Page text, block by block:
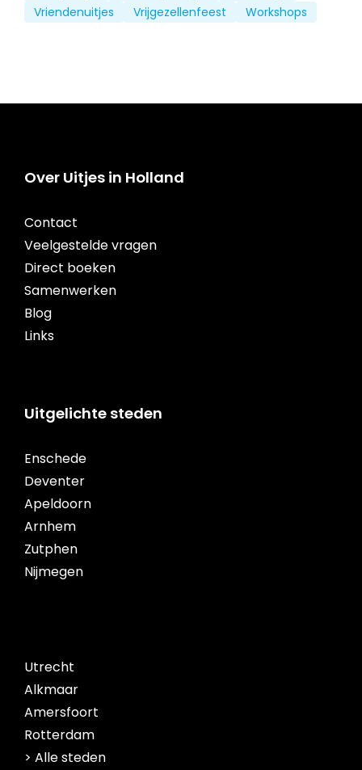
Vriendenuitjes
Vrijgezellenfeest Workshops
Over Uitjes in Holland
Contact
Veelgestelde vragen
Direct boeken
Samenwerken
Blog
Links
Uitgelichte steden
Enschede
Deventer
Apeldoorn
Arnhem
Zutphen
Nijmegen
Utrecht
Alkmaar
Amersfoort
Rotterdam
> Alle steden